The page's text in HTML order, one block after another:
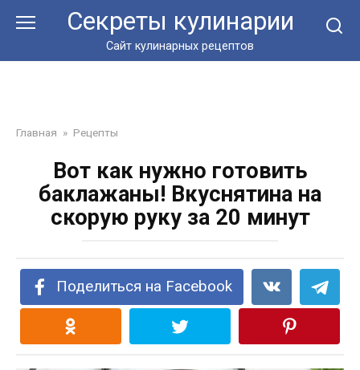
Секреты кулинарии
Сайт кулинарных рецептов
Главная » Рецепты
Вот как нужно готовить
баклажаны! Вкуснятина на
скорую руку за 20 минут
Поделиться на Facebook